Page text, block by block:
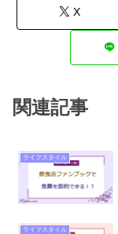
X
関連記事
ライフスタイル
ライフスタイル